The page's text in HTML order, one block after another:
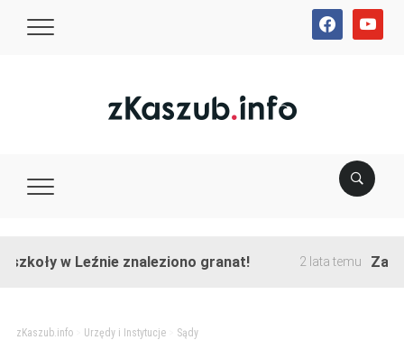
facebookyoutube
w Leźnie znaleziono granat! 2 lata temu
zKaszub.info> Urzędy i Instytucje> Sądy